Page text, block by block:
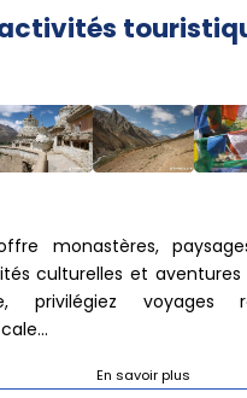
monastères,
culturelles et aventures
privilégiez voyages